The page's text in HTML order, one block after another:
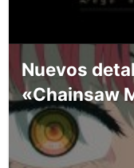
Nuevos
«Chainsaw